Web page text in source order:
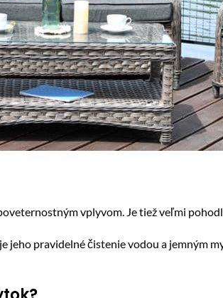
vplyvom. Je tiež veľmi
pravidelné čistenie vodou a jemným